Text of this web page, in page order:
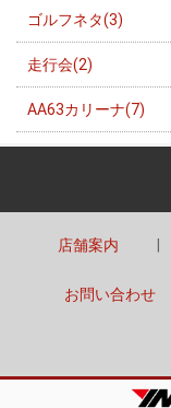
ゴルフネタ(3)
走行会(2)
AA63カリーナ(7)
店舗案内
お問い合わせ